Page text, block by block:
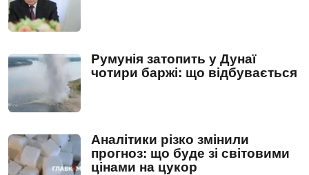
Румунія затопить у Дунаї
чотири баржі: що відбувається
Аналітики різко змінили
прогноз: що буде зі світовими
цінами на цукор